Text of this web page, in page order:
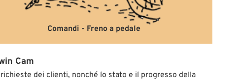
Comandi - Freno a pedale
Cam
dei clienti, nonché lo stato e il progresso della